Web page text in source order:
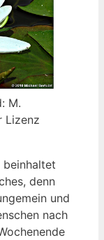
M.
Lizenz
beinhaltet
denn
und
nach